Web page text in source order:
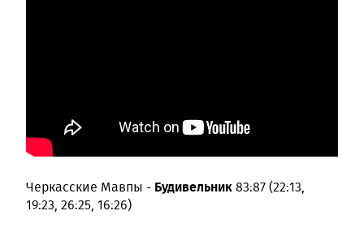
Черкасские Мавпы - Будивельник83:87 (22:13,
19:23, 26:25, 16:26)